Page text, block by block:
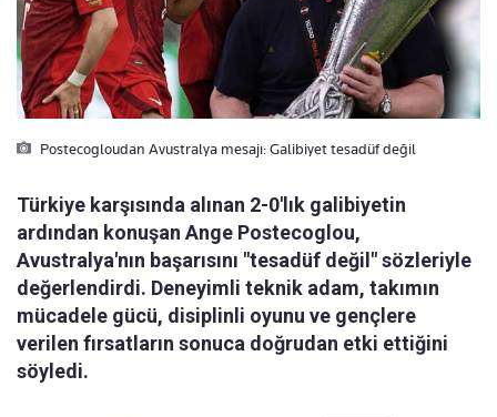
Postecogloudan Avustralya mesajı: Galibiyet tesadüf değil
Türkiye karşısında alınan 2-0'lık galibiyetin
ardından konuşan Ange Postecoglou,
Avustralya'nın başarısını "tesadüf değil" sözleriyle
değerlendirdi. Deneyimli teknik adam, takımın
mücadele gücü, disiplinli oyunu ve gençlere
verilen fırsatların sonuca doğrudan etki ettiğini
söyledi.